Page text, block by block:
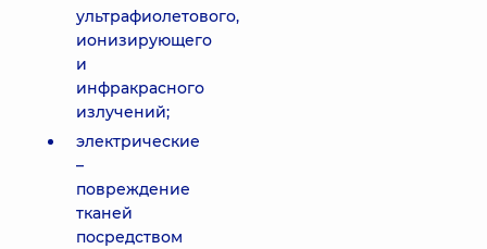
ультрафиолетового,
ионизирующего
и
инфракрасного
излучений;
электрические
–
повреждение
тканей
посредством